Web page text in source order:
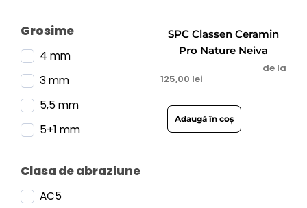
Grosime
4 mm
3 mm
5,5 mm
5+1 mm
Clasa de abraziune
AC5
SPC Classen Ceramin
Pro Nature Neiva
de la
125,00 lei
Adaugă în coș